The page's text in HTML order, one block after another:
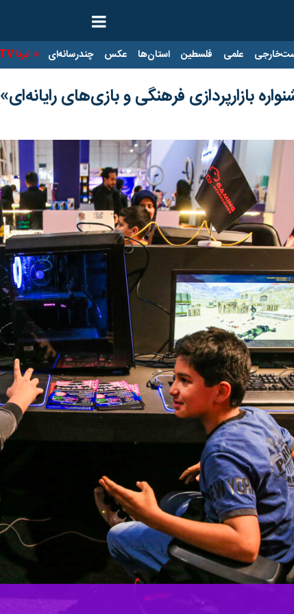
علمی فلسطین استان‌ها عکس چندرسانه‌ای ایرنا TV
بازارپردازی فرهنگی و بازی‌های رایانه‌ای»